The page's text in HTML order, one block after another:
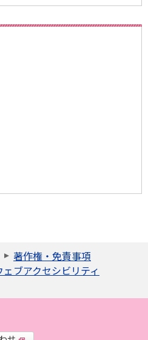
著作権・免責事項
ェブアクセシビリティ